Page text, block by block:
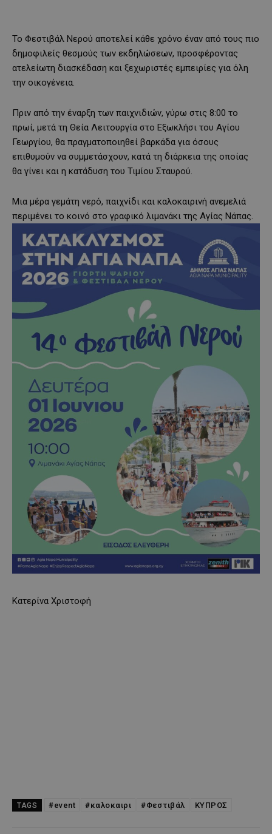
Το Φεστιβάλ Νερού αποτελεί κάθε χρόνο έναν από τους πιο
δημοφιλείς θεσμούς των εκδηλώσεων, προσφέροντας
ατελείωτη διασκέδαση και ξεχωριστές εμπειρίες για όλη
την οικογένεια.
Πριν από την έναρξη των παιχνιδιών, γύρω στις 8:00 το
πρωί, μετά τη Θεία Λειτουργία στο Εξωκλήσι του Αγίου
Γεωργίου, θα πραγματοποιηθεί βαρκάδα για όσους
επιθυμούν να συμμετάσχουν, κατά τη διάρκεια της οποίας
θα γίνει και η κατάδυση του Τιμίου Σταυρού.
Μια μέρα γεμάτη νερό, παιχνίδι και καλοκαιρινή ανεμελιά
περιμένει το κοινό στο γραφικό λιμανάκι της Αγίας Νάπας.
Κατερίνα Χριστοφή
TAGS #event #καλοκαιρι #Φεστιβάλ ΚΥΠΡΟΣ